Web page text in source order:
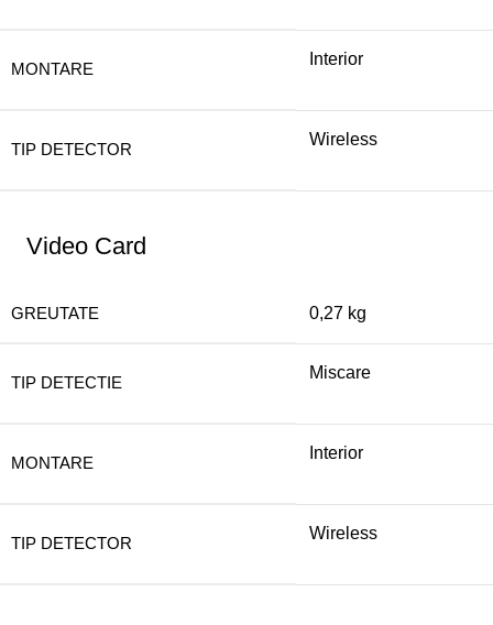
MONTARE
Interior
TIP DETECTOR
Wireless
Video Card
GREUTATE 0,27 kg
TIP DETECTIE
Miscare
MONTARE
Interior
TIP DETECTOR
Wireless